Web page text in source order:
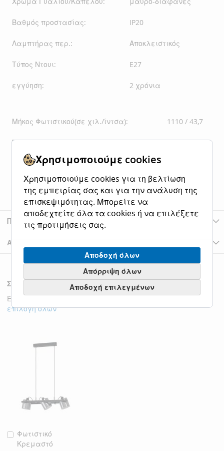
Βαθμός προστασίας: IP20
Λαμπτήρας περ.: Αποκλειστικός
Τύπος Ντουι: E27
εγγύηση: 2 χρόνια
Μήκος Φωτιστικού(σε χιλ./ίντσα): 1110 / 43,7
Πλάτος Φωτιστικού(σε χιλ./ίντσα): 225 / 8,86
Ύψος Φωτιστικού(σε χιλ./ίντσα):
Καθαρό Βάρος (kg): 4,47
Περισσότερες Πληροφορίες
Αξιολογήσεις
Σχετικά Προϊόντα
Έλεγχος στοιχείων για να προσθέσετε στο καλάθι ή
επιλογή όλων
Φωτιστικό
Κρεμαστό
Προσθήκη
στο
Χρησιμοποιούμε cookies
Χρησιμοποιούμε cookies για τη βελτίωση
της εμπειρίας σας και για την ανάλυση της
επισκεψιμότητας. Μπορείτε να
αποδεχτείτε όλα τα cookies ή να επιλέξετε
τις προτιμήσεις σας.
Αποδοχή όλων
Απόρριψη όλων
Αποδοχή επιλεγμένων